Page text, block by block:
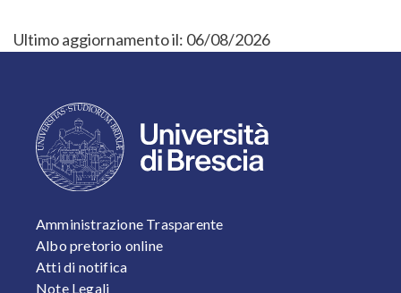
Ultimo aggiornamento il: 06/08/2026
FOOTER 1
Amministrazione Trasparente
Albo pretorio online
Atti di notifica
Note Legali